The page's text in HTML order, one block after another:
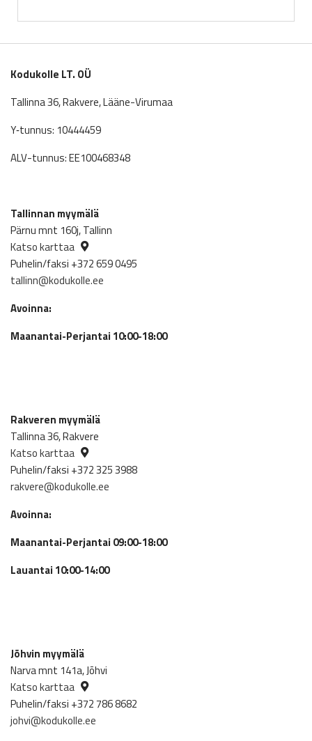
Kodukolle LT. OÜ
Tallinna 36, Rakvere, Lääne-Virumaa
Y‑tunnus: 10444459
ALV-tunnus: EE100468348
Tallinnan myymälä
Pärnu mnt 160j, Tallinn
Katso karttaa
Puhelin/faksi +372 659 0495
tallinn@kodukolle.ee
Avoinna:
Maanantai-Perjantai 10:00-18:00
Rakveren myymälä
Tallinna 36, Rakvere
Katso karttaa
Puhelin/faksi +372 325 3988
rakvere@kodukolle.ee
Avoinna:
Maanantai-Perjantai 09:00-18:00
Lauantai 10:00-14:00
Jõhvin myymälä
Narva mnt 141a, Jõhvi
Katso karttaa
Puhelin/faksi +372 786 8682
johvi@kodukolle.ee